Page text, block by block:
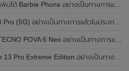
Phone อย่างเป็นทางการแล้ว มาพร้อมธีมสีชมพูสดใส
(5G) อย่างเป็นทางการแล้วในประเทศอินเดีย
Neo อย่างเป็นทางการแล้วในประเทศไทย ในราคา 8,499 บาท
Edition อย่างเป็นทางการแล้วในประเทศจีน